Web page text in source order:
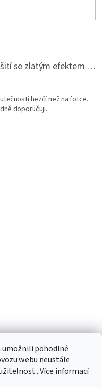
umožnili pohodlné
webu neustále
Více informací
Adventní kalendář k ušití se zlatým efektem 042Q
hvězdiček.
hezčí než na fotce.
doporučuji.